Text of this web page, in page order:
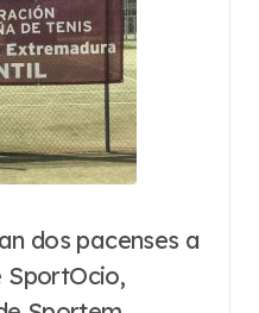
dos pacenses a
SportOcio,